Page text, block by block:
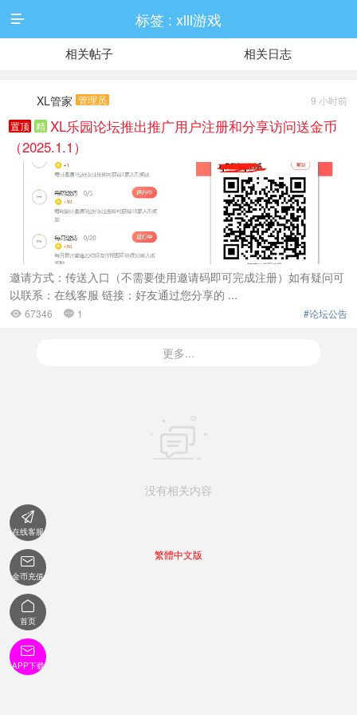
 标签 : xlll游戏
相关帖子 相关日志
9 小时前
XL管家 管理员
置顶 精 XL乐园论坛推出推广用户注册和分享访问送金币
（2025.1.1）
邀请方式：传送入口（不需要使用邀请码即可完成注册）如有疑问可
以联系：在线客服 链接：好友通过您分享的 ...
#论坛公告
 67346  1
更多...
没有相关内容
繁體中文版

在线客服

金币充值

首页

APP下载